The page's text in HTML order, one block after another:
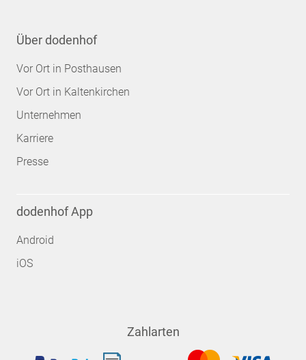
Über dodenhof
Vor Ort in Posthausen
Vor Ort in Kaltenkirchen
Unternehmen
Karriere
Presse
dodenhof App
Android
iOS
Zahlarten